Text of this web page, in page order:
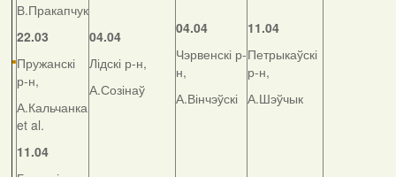
В.Пракапчук
22.03
Пружанскі
р-н,
А.Кальчанка
et al.
11.04
04.04
Лідскі р-н,
А.Созінаў
04.04
Чэрвенскі р-
н,
А.Вінчэўскі
11.04
Петрыкаўскі
р-н,
А.Шэўчык